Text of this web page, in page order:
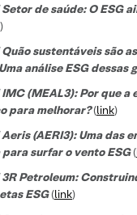
de saúde: O ESG
)
Quão sustentáveis são
análise ESG dessas
IMC (MEAL3): Por que a
para melhorar?(link)
(AERI3): Uma das
surfar o vento ESG(
3R Petroleum:
ESG(link)